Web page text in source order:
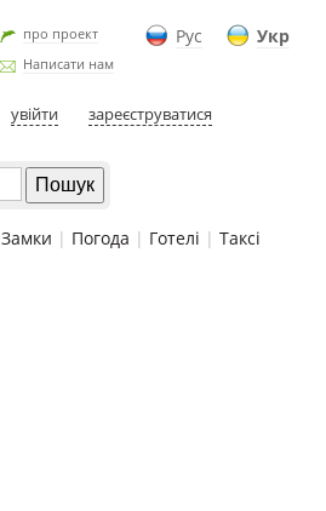
Рус Укр
про проект
Написати нам
увійти зареєструватися
Замки | Погода | Готелі | Таксі